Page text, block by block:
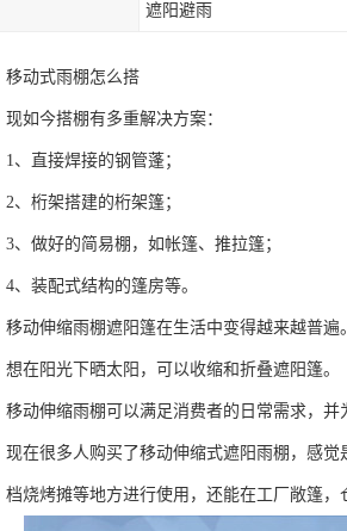
遮阳避雨
移动式雨棚怎么搭
现如今搭棚有多重解决方案：
1、直接焊接的钢管蓬；
2、桁架搭建的桁架篷；
3、做好的简易棚，如帐篷、推拉篷；
4、装配式结构的篷房等。
移动伸缩雨棚遮阳篷在生活中变得越来越普
想在阳光下晒太阳，可以收缩和折叠遮阳篷。
移动伸缩雨棚可以满足消费者的日常需求，并
现在很多人购买了移动伸缩式遮阳雨棚，感
档烧烤摊等地方进行使用，还能在工厂敞篷，